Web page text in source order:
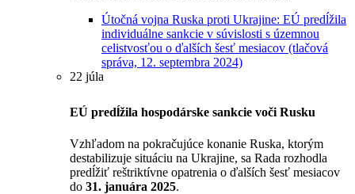
Útočná vojna Ruska proti Ukrajine: EÚ predĺžila
individuálne sankcie v súvislosti s územnou
celistvosťou o ďalších šesť mesiacov (tlačová
správa, 12. septembra 2024)
22 júla
EÚ predĺžila hospodárske sankcie voči Rusku
Vzhľadom na pokračujúce konanie Ruska, ktorým
destabilizuje situáciu na Ukrajine, sa Rada rozhodla
predĺžiť reštriktívne opatrenia o ďalších šesť mesiacov
do 31. januára 2025.